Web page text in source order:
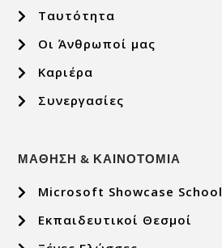
Ταυτότητα
Οι Άνθρωποί μας
Καριέρα
Συνεργασίες
ΜΑΘΗΣΗ & ΚΑΙΝΟΤΟΜΙΑ
Microsoft Showcase School
Εκπαιδευτικοί Θεσμοί